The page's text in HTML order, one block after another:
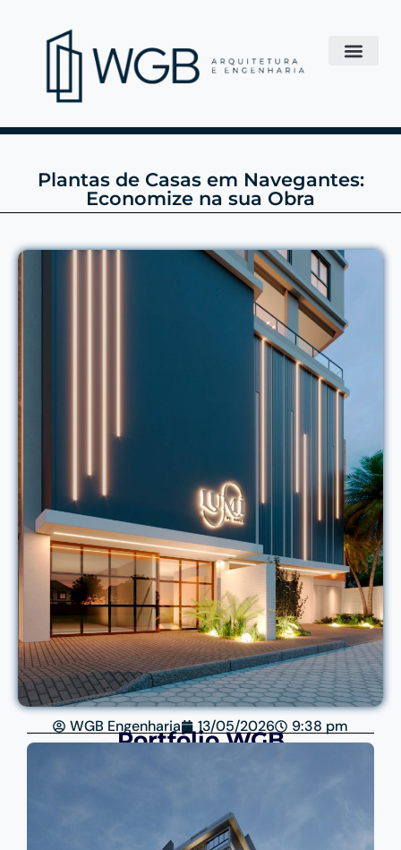
Plantas de Casas em Navegantes:
Economize na sua Obra
WGB Engenharia 13/05/2026 9:38 pm
Portfólio WGB